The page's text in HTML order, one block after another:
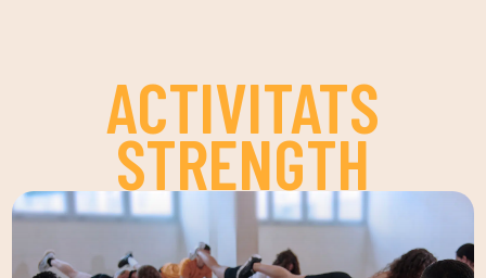
ACTIVITATS
STRENGTH